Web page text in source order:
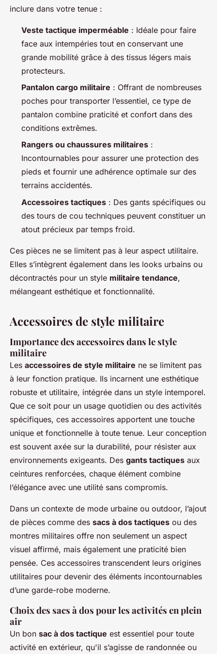
inclure dans votre tenue :
Veste tactique imperméable : Idéale pour faire
face aux intempéries tout en conservant une
grande mobilité grâce à des tissus légers mais
protecteurs.
Pantalon cargo militaire : Offrant de nombreuses
poches pour transporter l’essentiel, ce type de
pantalon combine praticité et confort dans des
conditions extrêmes.
Rangers ou chaussures militaires :
Incontournables pour assurer une protection des
pieds et fournir une adhérence optimale sur des
terrains accidentés.
Accessoires tactiques : Des gants spécifiques ou
des tours de cou techniques peuvent constituer un
atout précieux par temps froid.
Ces pièces ne se limitent pas à leur aspect utilitaire.
Elles s’intègrent également dans les looks urbains ou
décontractés pour un style militaire tendance,
mélangeant esthétique et fonctionnalité.
Accessoires de style militaire
Importance des accessoires dans le style
militaire
Les accessoires de style militaire ne se limitent pas
à leur fonction pratique. Ils incarnent une esthétique
robuste et utilitaire, intégrée dans un style intemporel.
Que ce soit pour un usage quotidien ou des activités
spécifiques, ces accessoires apportent une touche
unique et fonctionnelle à toute tenue. Leur conception
est souvent axée sur la durabilité, pour résister aux
environnements exigeants. Des gants tactiques aux
ceintures renforcées, chaque élément combine
l’élégance avec une utilité sans compromis.
Dans un contexte de mode urbaine ou outdoor, l’ajout
de pièces comme des sacs à dos tactiques ou des
montres militaires offre non seulement un aspect
visuel affirmé, mais également une praticité bien
pensée. Ces accessoires transcendent leurs origines
utilitaires pour devenir des éléments incontournables
d’une garde-robe moderne.
Choix des sacs à dos pour les activités en plein
air
Un bon sac à dos tactique est essentiel pour toute
activité en extérieur, qu'il s’agisse de randonnée ou